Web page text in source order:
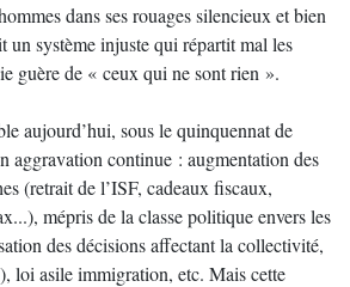
dans ses rouages silencieux et bien
un système injuste qui répartit mal les
guère de « ceux qui ne sont rien ».
aujourd’hui, sous le quinquennat de
aggravation continue : augmentation des
(retrait de l’ISF, cadeaux fiscaux,
mépris de la classe politique envers les
des décisions affectant la collectivité,
loi asile immigration, etc. Mais cette